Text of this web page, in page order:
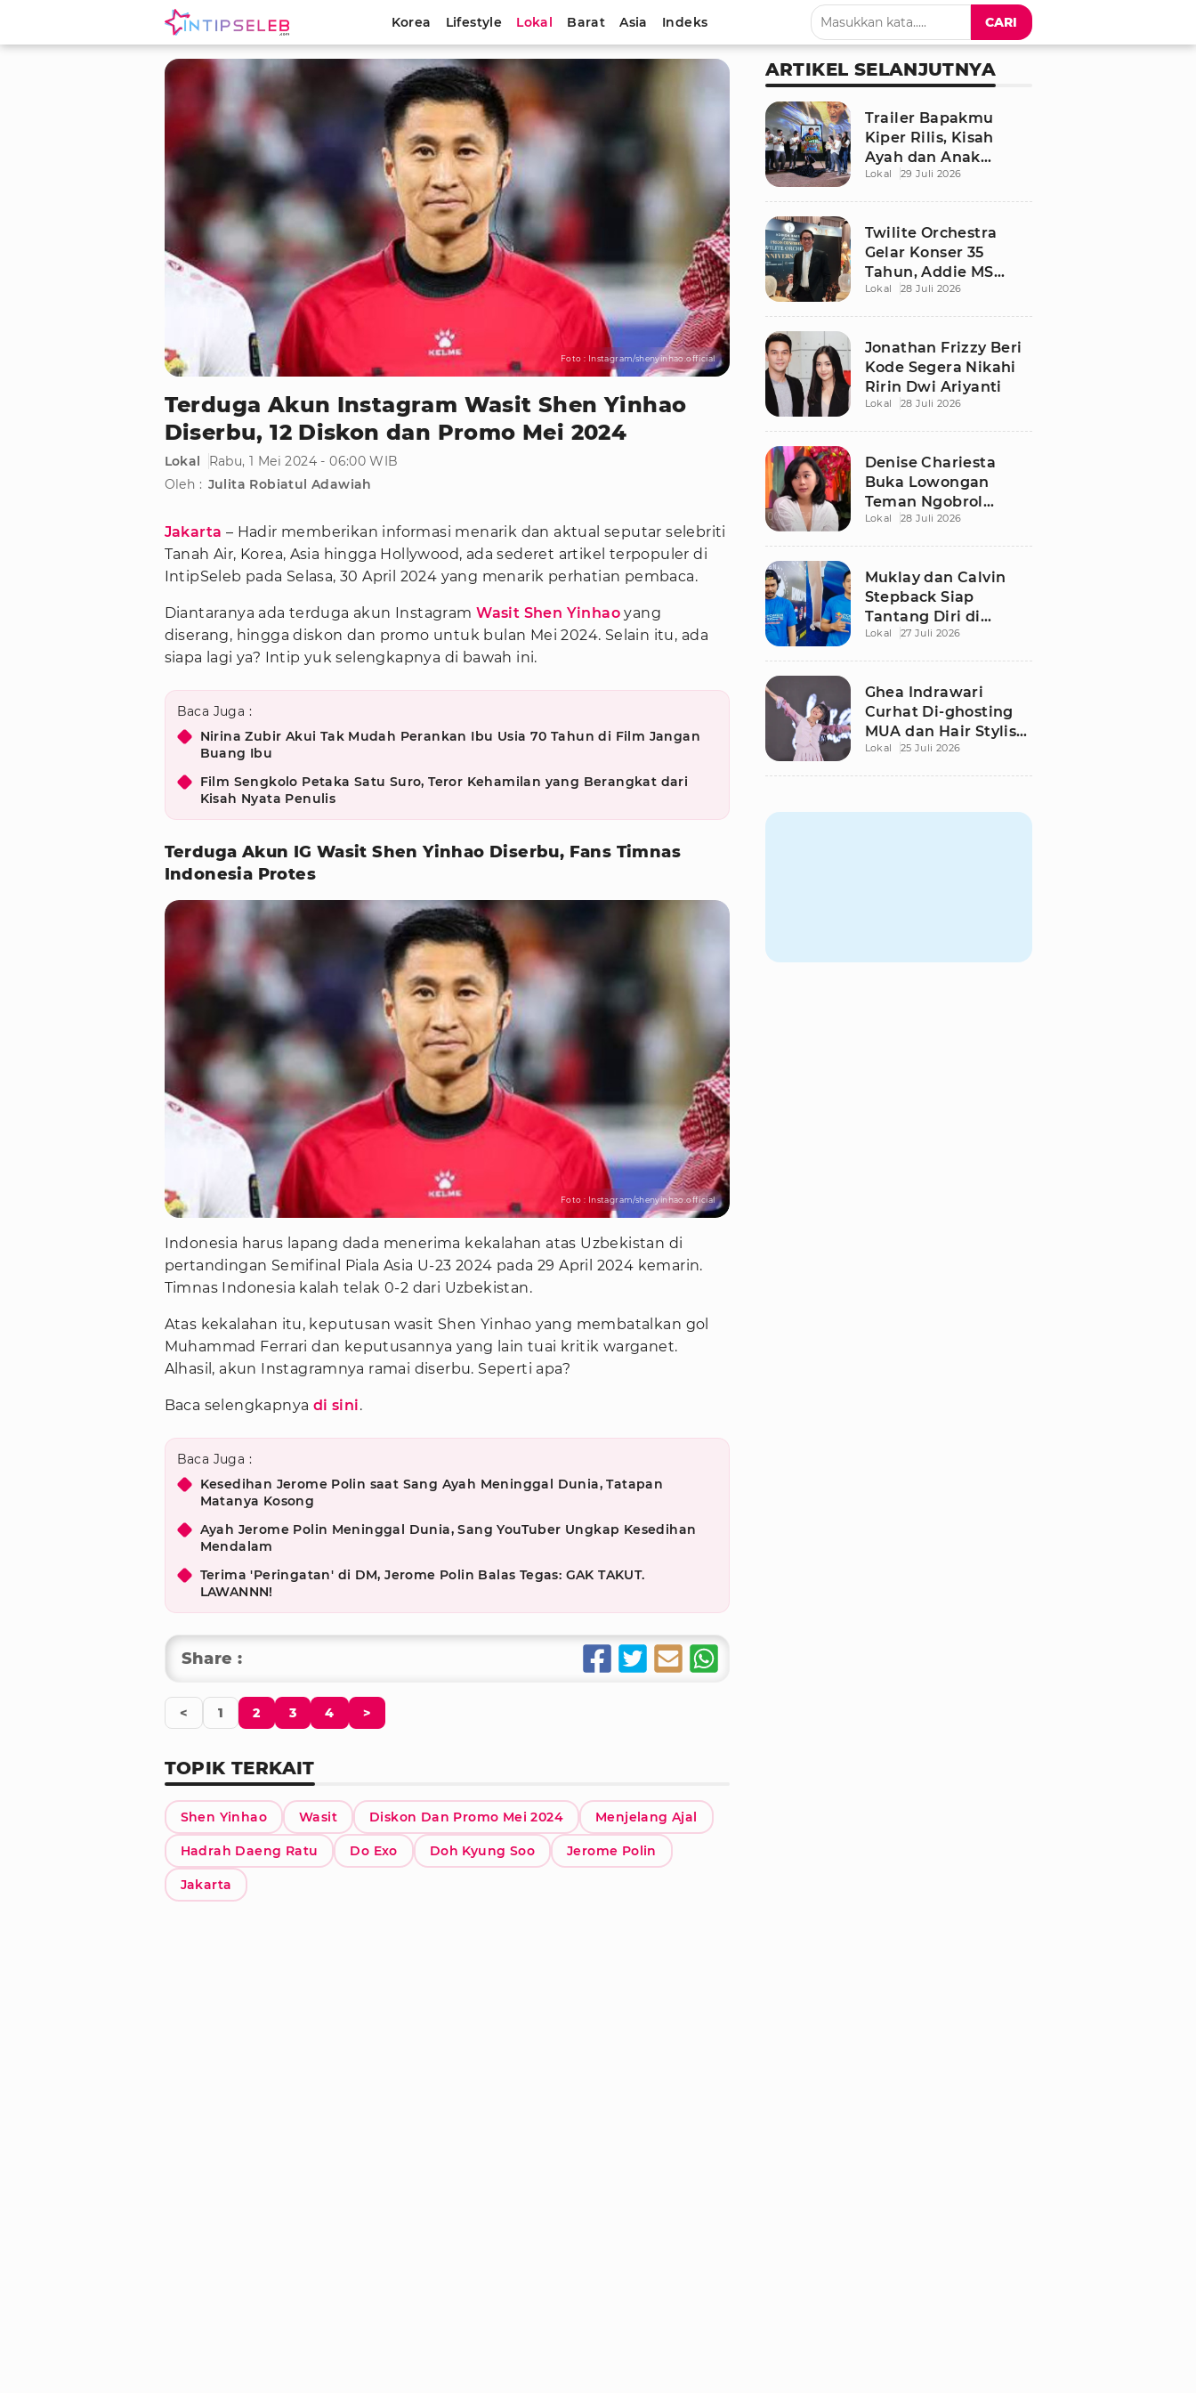
Korea Lifestyle Lokal Barat Asia Indeks CARI
Foto : Instagram/shenyinhao.official
Terduga Akun Instagram Wasit Shen Yinhao
Diserbu, 12 Diskon dan Promo Mei 2024
Lokal
Rabu, 1 Mei 2024 - 06:00 WIB
Oleh : Julita Robiatul Adawiah
Jakarta – Hadir memberikan informasi menarik dan aktual seputar selebriti
Tanah Air, Korea, Asia hingga Hollywood, ada sederet artikel terpopuler di
IntipSeleb pada Selasa, 30 April 2024 yang menarik perhatian pembaca.
Diantaranya ada terduga akun InstagramWasit Shen Yinhaoyang
diserang, hingga diskon dan promo untuk bulan Mei 2024. Selain itu, ada
siapa lagi ya? Intip yuk selengkapnya di bawah ini.
Baca Juga :
Nirina Zubir Akui Tak Mudah Perankan Ibu Usia 70 Tahun di Film Jangan
Buang Ibu
Film Sengkolo Petaka Satu Suro, Teror Kehamilan yang Berangkat dari
Kisah Nyata Penulis
Terduga Akun IG Wasit Shen Yinhao Diserbu, Fans Timnas
Indonesia Protes
Foto : Instagram/shenyinhao.official
Indonesia harus lapang dada menerima kekalahan atas Uzbekistan di
pertandingan Semifinal Piala Asia U-23 2024 pada 29 April 2024 kemarin.
Timnas Indonesia kalah telak 0-2 dari Uzbekistan.
Atas kekalahan itu, keputusan wasit Shen Yinhao yang membatalkan gol
Muhammad Ferrari dan keputusannya yang lain tuai kritik warganet.
Alhasil, akun Instagramnya ramai diserbu. Seperti apa?
Baca selengkapnya di sini.
Baca Juga :
Kesedihan Jerome Polin saat Sang Ayah Meninggal Dunia, Tatapan
Matanya Kosong
Ayah Jerome Polin Meninggal Dunia, Sang YouTuber Ungkap Kesedihan
Mendalam
Terima 'Peringatan' di DM, Jerome Polin Balas Tegas: GAK TAKUT.
LAWANNN!
Share :
< 1 2 3 4 >
TOPIK TERKAIT
Shen Yinhao Wasit Diskon Dan Promo Mei 2024 Menjelang Ajal
Hadrah Daeng Ratu Do Exo Doh Kyung Soo Jerome Polin
Jakarta
ARTIKEL SELANJUTNYA
Trailer Bapakmu
Kiper Rilis, Kisah
Ayah dan Anak
Berdamai Lewat
Lokal 29 Juli 2026
Twilite Orchestra
Gelar Konser 35
Tahun, Addie MS
Ungkap Kisah Haru
Lokal 28 Juli 2026
Jonathan Frizzy Beri
Kode Segera Nikahi
Ririn Dwi Ariyanti
Lokal 28 Juli 2026
Denise Chariesta
Buka Lowongan
Teman Ngobrol
Bergaji Rp15 Juta, Ini
Lokal 28 Juli 2026
Muklay dan Calvin
Stepback Siap
Tantang Diri di
Kratingdaeng Red
Lokal 27 Juli 2026
Ghea Indrawari
Curhat Di-ghosting
MUA dan Hair Stylist
Jelang Manggung,
Lokal 25 Juli 2026